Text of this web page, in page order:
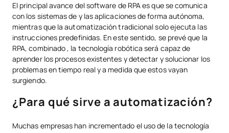
El principal avance del software de RPA es que se comunica
con los sistemas de y las aplicaciones de forma autónoma,
mientras que la automatización tradicional solo ejecuta las
instrucciones predefinidas. En este sentido, se prevé que la
RPA, combinado , la tecnología robótica será capaz de
aprender los procesos existentes y detectar y solucionar los
problemas en tiempo real y a medida que estos vayan
surgiendo.
¿Para qué sirve a automatización?
Muchas empresas han incrementado el uso de la tecnología